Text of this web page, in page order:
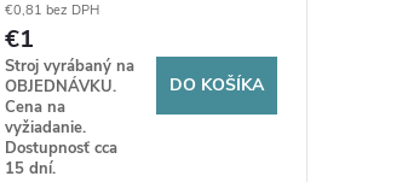
€0,81 bez DPH
€1
Stroj vyrábaný na
OBJEDNÁVKU.
Cena na
vyžiadanie.
Dostupnosť cca
15 dní.
DO KOŠÍKA